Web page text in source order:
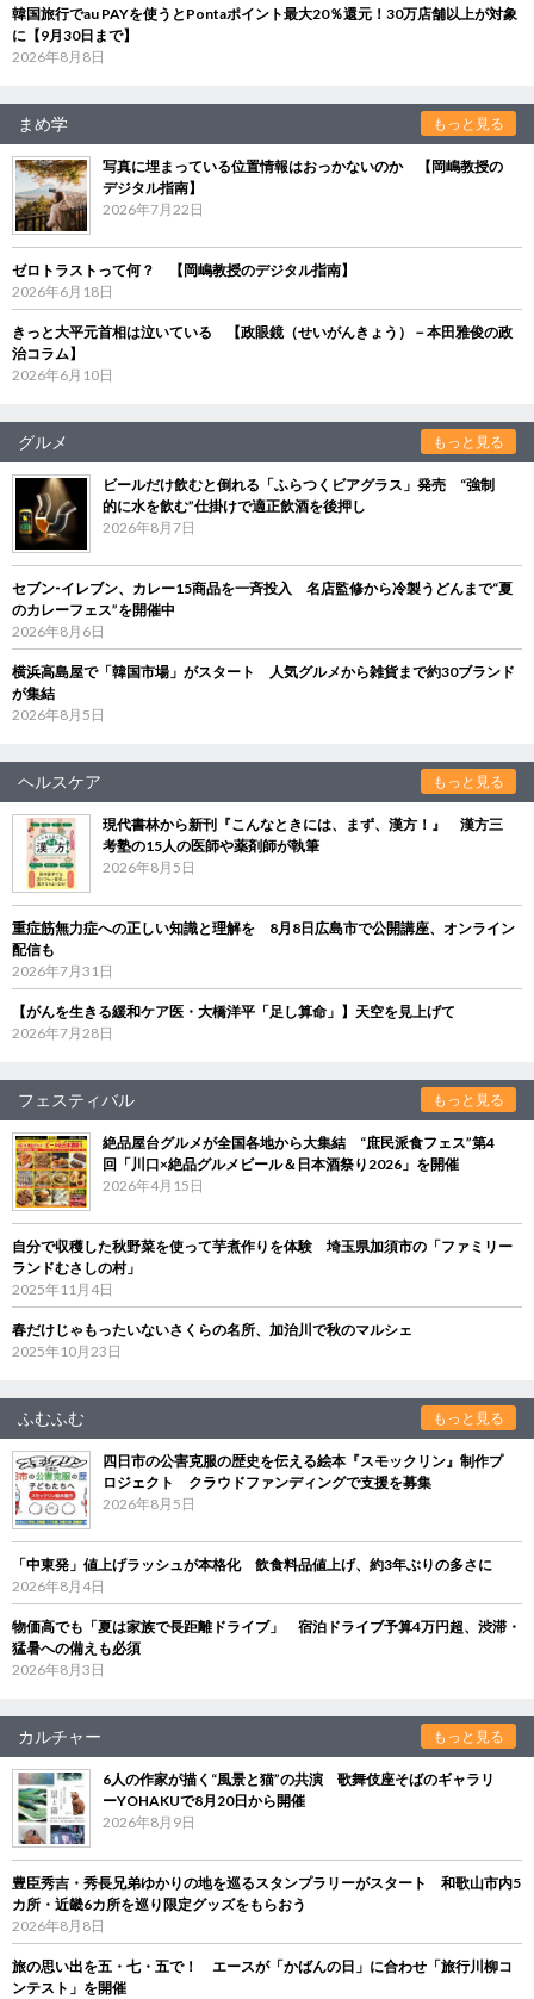
韓国旅行でau PAYを使うとPontaポイント最大20％還元！30万店舗以上が対象
に【9月30日まで】
2026年8月8日
まめ学 もっと見る
写真に埋まっている位置情報はおっかないのか 【岡嶋教授の
デジタル指南】
2026年7月22日
ゼロトラストって何？ 【岡嶋教授のデジタル指南】
2026年6月18日
きっと大平元首相は泣いている 【政眼鏡（せいがんきょう）－本田雅俊の政
治コラム】
2026年6月10日
グルメ もっと見る
ビールだけ飲むと倒れる「ふらつくビアグラス」発売 “強制
的に水を飲む”仕掛けで適正飲酒を後押し
2026年8月7日
セブン‐イレブン、カレー15商品を一斉投入 名店監修から冷製うどんまで“夏
のカレーフェス”を開催中
2026年8月6日
横浜高島屋で「韓国市場」がスタート 人気グルメから雑貨まで約30ブランド
が集結
2026年8月5日
ヘルスケア もっと見る
現代書林から新刊『こんなときには、まず、漢方！』 漢方三
考塾の15人の医師や薬剤師が執筆
2026年8月5日
重症筋無力症への正しい知識と理解を 8月8日広島市で公開講座、オンライン
配信も
2026年7月31日
【がんを生きる緩和ケア医・大橋洋平「足し算命」】天空を見上げて
2026年7月28日
フェスティバル もっと見る
絶品屋台グルメが全国各地から大集結 “庶民派食フェス”第4
回「川口×絶品グルメビール＆日本酒祭り2026」を開催
2026年4月15日
自分で収穫した秋野菜を使って芋煮作りを体験 埼玉県加須市の「ファミリー
ランドむさしの村」
2025年11月4日
春だけじゃもったいないさくらの名所、加治川で秋のマルシェ
2025年10月23日
ふむふむ もっと見る
四日市の公害克服の歴史を伝える絵本『スモックリン』制作プ
ロジェクト クラウドファンディングで支援を募集
2026年8月5日
「中東発」値上げラッシュが本格化 飲食料品値上げ、約3年ぶりの多さに
2026年8月4日
物価高でも「夏は家族で長距離ドライブ」 宿泊ドライブ予算4万円超、渋滞・
猛暑への備えも必須
2026年8月3日
カルチャー もっと見る
6人の作家が描く“風景と猫”の共演 歌舞伎座そばのギャラリ
ーYOHAKUで8月20日から開催
2026年8月9日
豊臣秀吉・秀長兄弟ゆかりの地を巡るスタンプラリーがスタート 和歌山市内5
カ所・近畿6カ所を巡り限定グッズをもらおう
2026年8月8日
旅の思い出を五・七・五で！ エースが「かばんの日」に合わせ「旅行川柳コ
ンテスト」を開催